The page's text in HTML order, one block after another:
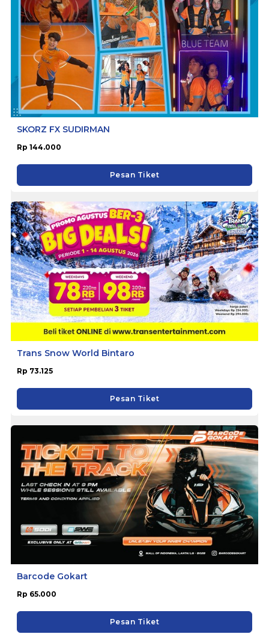
SKORZ FX SUDIRMAN
Rp 144.000
Pesan Tiket
Trans Snow World Bintaro
Rp 73.125
Pesan Tiket
Barcode Gokart
Rp 65.000
Pesan Tiket